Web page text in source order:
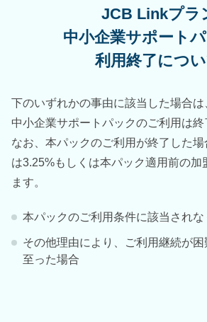
JCB Linkプラ
中小企業サポート
利用終了につ
下のいずれかの事由に該当した場合
中小企業サポートパックのご利用は終
なお、本パックのご利用が終了した
は3.25%もしくは本パック適用前の加
ます。
本パックのご利用条件に該当され
その他理由により、ご利用継続が
至った場合